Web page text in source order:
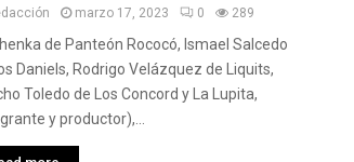
marzo 17, 2023 0 289
de Panteón Rococó, Ismael Salcedo
Daniels, Rodrigo Velázquez de Liquits,
Toledo de Los Concord y La Lupita,
y productor),...